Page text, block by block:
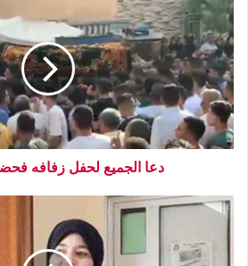
دعا الجميع لحفل زفافه